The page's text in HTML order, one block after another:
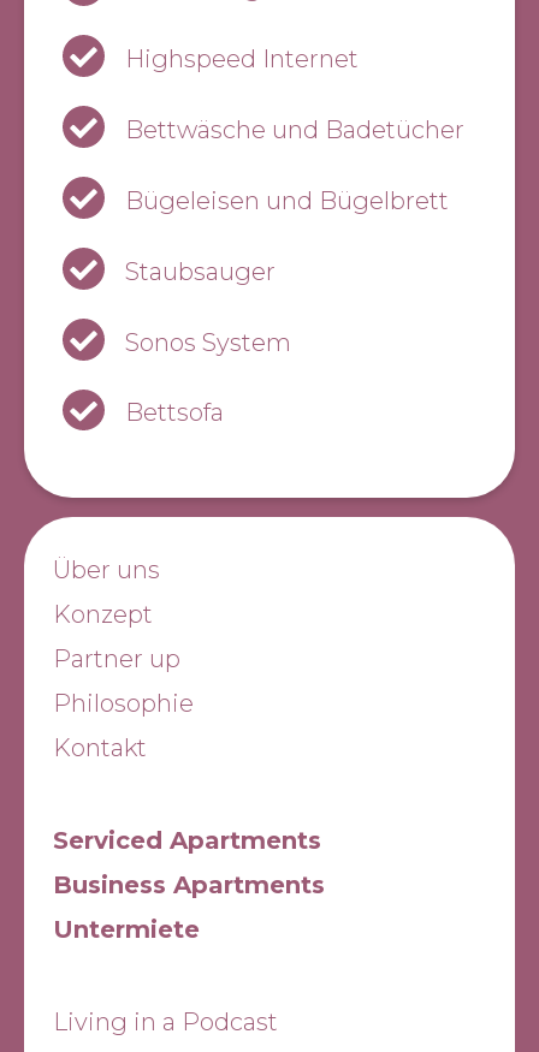
Highspeed Internet
Bettwäsche und Badetücher
Bügeleisen und Bügelbrett
Staubsauger
Sonos System
Bettsofa
Über uns
Konzept
Partner up
Philosophie
Kontakt
Serviced Apartments
Business Apartments
Untermiete
Living in a Podcast